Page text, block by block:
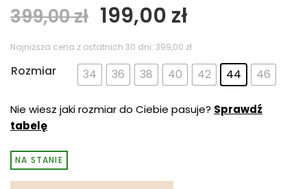
399,00zł Pierwotna
cena
wynosiła:
399,00 zł.
199,00 zł
wynosi:
199,00 zł.
Najniższa cena z ostatnich 30 dni: 399,00 zł
Rozmiar 34 36 38 40 42 44 46
Nie wiesz jaki rozmiar do Ciebie pasuje? Sprawdź
tabelę
NA STANIE